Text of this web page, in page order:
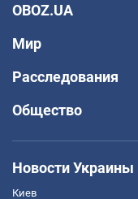
OBOZ.UA
Мир
Расследования
Общество
Новости Украины
Киев